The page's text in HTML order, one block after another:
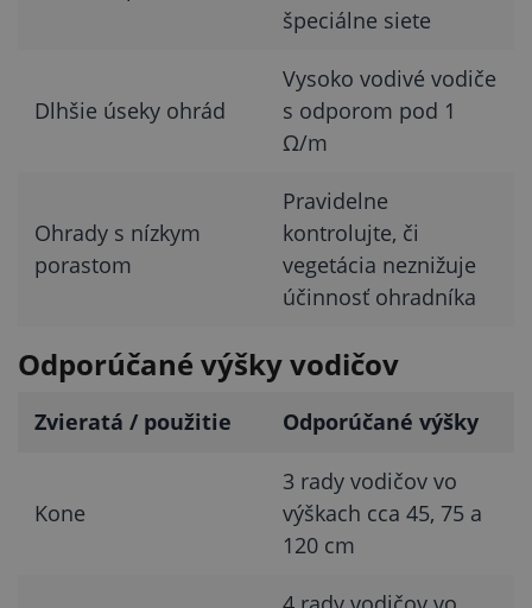
špeciálne siete
Dlhšie úseky ohrád
Vysoko vodivé vodiče
s odporom pod 1
Ω/m
Ohrady s nízkym
porastom
Pravidelne
kontrolujte, či
vegetácia neznižuje
účinnosť ohradníka
Odporúčané výšky vodičov
Zvieratá / použitie Odporúčané výšky
Kone
3 rady vodičov vo
výškach cca 45, 75 a
120 cm